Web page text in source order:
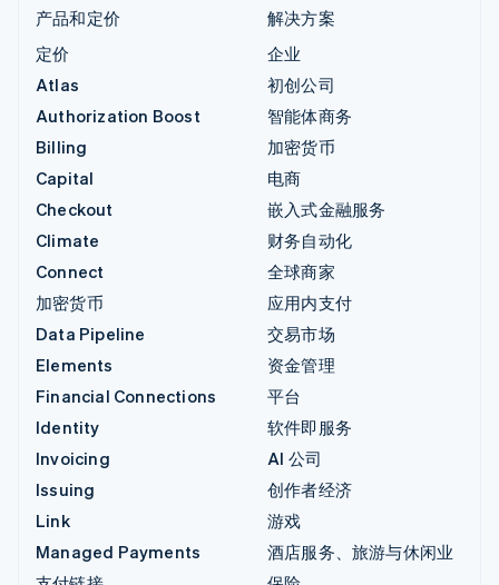
产品和定价
定价
Atlas
Authorization Boost
Billing
Capital
Checkout
Climate
Connect
加密货币
Data Pipeline
Elements
Financial Connections
Identity
Invoicing
Issuing
Link
Managed Payments
解决方案
企业
初创公司
智能体商务
加密货币
电商
嵌入式金融服务
财务自动化
全球商家
应用内支付
交易市场
资金管理
平台
软件即服务
AI 公司
创作者经济
游戏
酒店服务、旅游与休闲业